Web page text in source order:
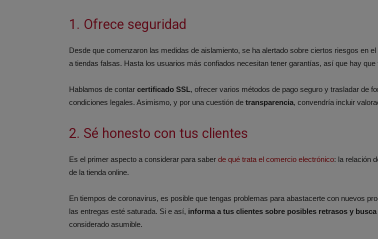
1. Ofrece seguridad
Desde que comenzaron las medidas de aislamiento, se ha alertado sobre ciertos riesgos en
a tiendas falsas. Hasta los usuarios más confiados necesitan tener garantías, así que hay
Hablamos de contar certificado SSL, ofrecer varios métodos de pago seguro y trasladar de
condiciones legales. Asimismo, y por una cuestión de transparencia, convendría incluir
2. Sé honesto con tus clientes
Es el primer aspecto a considerar para saber de qué trata el comercio electrónico: la relación
de la tienda online.
En tiempos de coronavirus, es posible que tengas problemas para abastacerte con nuevos
las entregas esté saturada. Si e así, informa a tus clientes sobre posibles retrasos y
considerado asumible.